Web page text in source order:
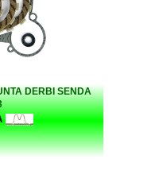
DERBI SENDA